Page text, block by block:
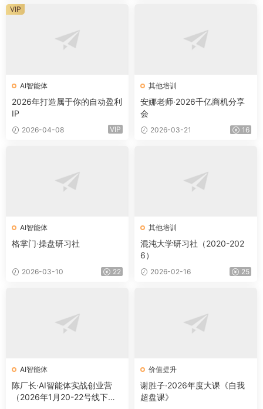
AI智能体
2026年打造属于你的自动盈利
IP
2026-04-08 VIP
VIP
其他培训
安娜老师·2026千亿商机分享
会
2026-03-21 16
AI智能体
格掌门·操盘研习社
2026-03-10 22
其他培训
混沌大学研习社（2020-202
6）
2026-02-16 25
AI智能体
陈厂长·AI智能体实战创业营
（2026年1月20-22号线下
价值提升
谢胜子·2026年度大课《自我
超盘课》